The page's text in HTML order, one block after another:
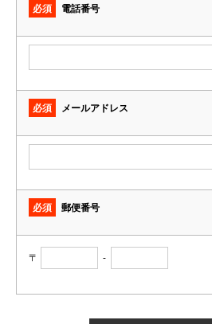
必須 電話番号
必須 メールアドレス
必須 郵便番号
〒 -